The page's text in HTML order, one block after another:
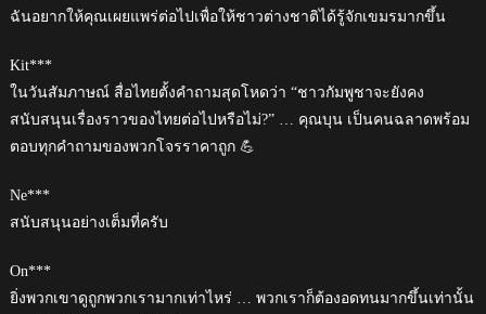
ฉันอยากให้คุณเผยแพร่ต่อไปเพื่อให้ชาวต่างชาติได้รู้จักเขมรมากขึ้น
Kit***
ในวันสัมภาษณ์ สื่อไทยตั้งคำถามสุดโหดว่า “ชาวกัมพูชาจะยังคง
สนับสนุนเรื่องราวของไทยต่อไปหรือไม่?” … คุณบุน เป็นคนฉลาดพร้อม
ตอบทุกคำถามของพวกโจรราคาถูก 💪
Ne***
สนับสนุนอย่างเต็มที่ครับ
On***
ยิ่งพวกเขาดูถูกพวกเรามากเท่าไหร่ … พวกเราก็ต้องอดทนมากขึ้นเท่านั้น